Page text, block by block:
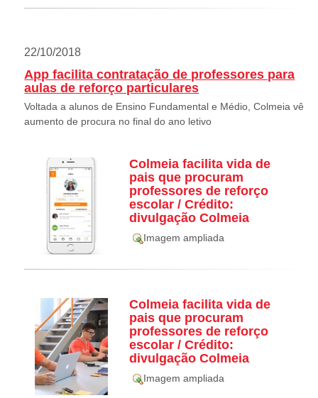
22/10/2018
App facilita contratação de professores para
aulas de reforço particulares
Voltada a alunos de Ensino Fundamental e Médio, Colmeia vê
aumento de procura no final do ano letivo
Colmeia facilita vida de
pais que procuram
professores de reforço
escolar / Crédito:
divulgação Colmeia
Imagem ampliada
Colmeia facilita vida de
pais que procuram
professores de reforço
escolar / Crédito:
divulgação Colmeia
Imagem ampliada